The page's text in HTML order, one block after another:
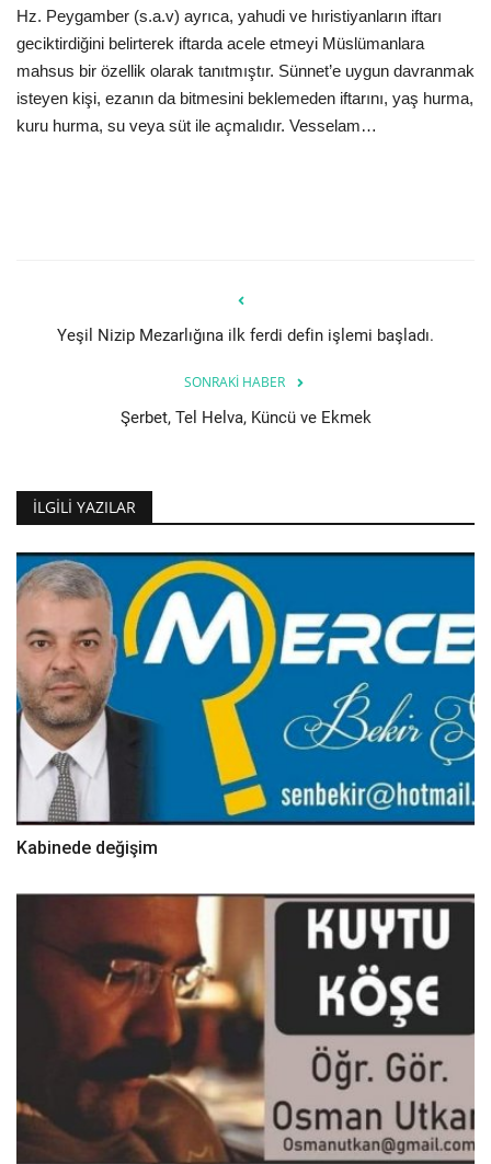
Hz. Peygamber (s.a.v) ayrıca, yahudi ve hıristiyanların iftarı
geciktirdiğini belirterek iftarda acele etmeyi Müslümanlara
mahsus bir özellik olarak tanıtmıştır. Sünnet’e uygun davranmak
isteyen kişi, ezanın da bitmesini beklemeden iftarını, yaş hurma,
kuru hurma, su veya süt ile açmalıdır. Vesselam…
Yeşil Nizip Mezarlığına ilk ferdi defin işlemi başladı.
SONRAKI HABER
Şerbet, Tel Helva, Küncü ve Ekmek
İLGILI YAZILAR
Kabinede değişim